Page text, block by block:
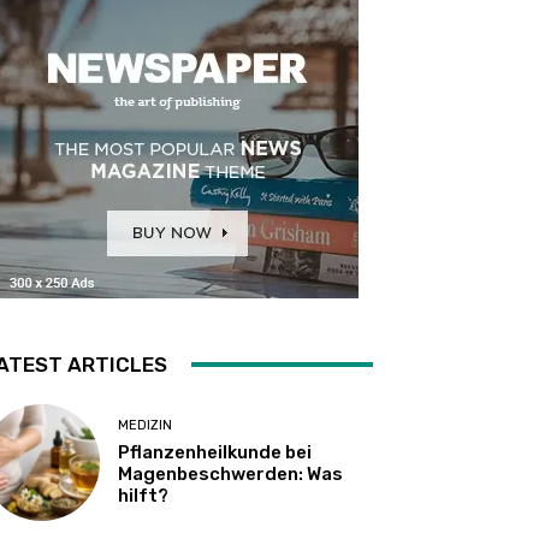
ARTICLES
MEDIZIN
Pflanzenheilkunde bei
Magenbeschwerden: Was
hilft?